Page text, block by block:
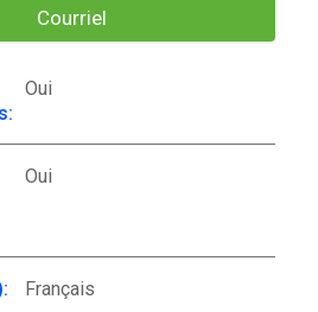
Courriel
Oui
Oui
Français